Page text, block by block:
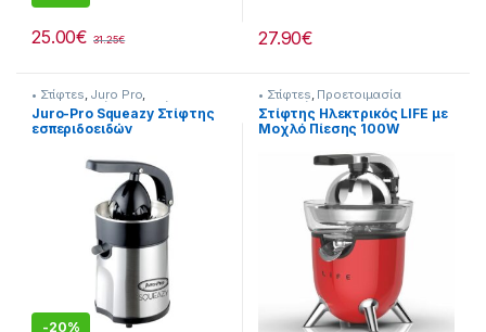
25.00€ 31.25€ 27.90€
• Στίφτεs Juro Pro
Προετοιμασία Πρωινού
Juro-Pro Squeazy Στίφτης
εσπεριδοειδών
-20%
• Στίφτεs Προετοιμασία
Πρωινού
Στίφτης Ηλεκτρικός LIFE με
Μοχλό Πίεσης 100W